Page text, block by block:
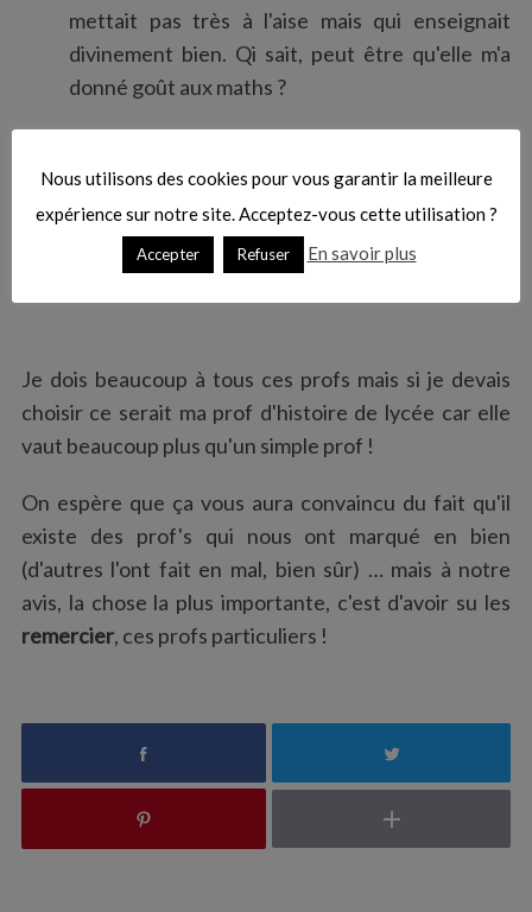
mettait pas très à l'aise mais qui enseignait
divinement bien. Qi sait, peut être qu'elle m'a
donné goût aux maths ?
chérissais beaucoup et qui a prit sa retraite trop
Je dois beaucoup à tous ces profs mais si je devais
choisir ce serait ma prof d'histoire de lycée car elle
vaut beaucoup plus qu'un simple prof !
On espère que ça vous aura convaincu du fait qu'il
existe des prof's qui nous ont marqué en bien
(d'autres l'ont fait en mal, bien sûr) … mais à notre
avis, la chose la plus importante, c'est d'avoir su les
remercier, ces profs particuliers !
Nous utilisons des cookies pour vous garantir la meilleure
expérience sur notre site. Acceptez-vous cette utilisation ?
Accepter Refuser En savoir plus